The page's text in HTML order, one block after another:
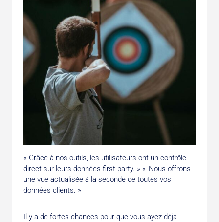
« Grâce à nos outils, les utilisateurs ont un contrôle
direct sur leurs données first party. » « Nous offrons
une vue actualisée à la seconde de toutes vos
données clients. »
Il y a de fortes chances pour que vous ayez déjà